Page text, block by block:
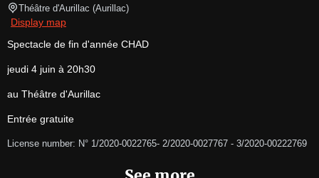
Théâtre d'Aurillac (Aurillac)
Display map
Spectacle de fin d'année CHAD
jeudi 4 juin à 20h30
au Théâtre d'Aurillac
Entrée gratuite
License number: N° 1/2020-0022765- 2/2020-0027767 - 3/2020-00222769